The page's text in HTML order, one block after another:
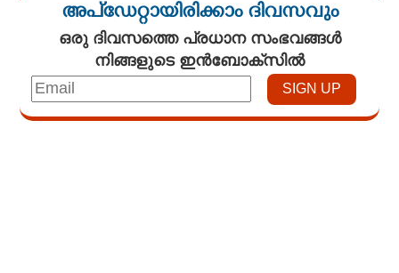
അപ്ഡേറ്റായിരിക്കാം ദിവസവും
ഒരു ദിവസത്തെ പ്രധാന സംഭവങ്ങൾ
നിങ്ങളുടെ ഇൻബോക്സിൽ